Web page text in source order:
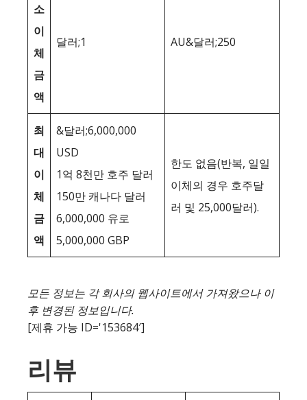
소
이
체
금
액
달러;1 AU&달러;250
최
대
이
체
금
액
&달러;6,000,000
USD
1억 8천만 호주 달러
150만 캐나다 달러
6,000,000 유로
5,000,000 GBP
한도 없음(반복, 일일
이체의 경우 호주달
러 및 25,000달러).
모든 정보는 각 회사의 웹사이트에서 가져왔으나 이
후 변경된 정보입니다.
[제휴 가능 ID='153684′]
리뷰